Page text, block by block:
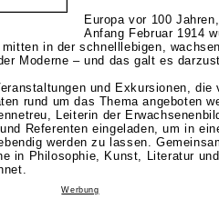
Europa vor 100
Anfang Februar 1914
in der schnelllebigen,
Moderne – und das galt es
und Exkursionen, die
rund um das Thema angeboten
Leiterin der
Referenten eingeladen, um in
werden zu lassen.
in Philosophie, Kunst, Literatur
Werbung